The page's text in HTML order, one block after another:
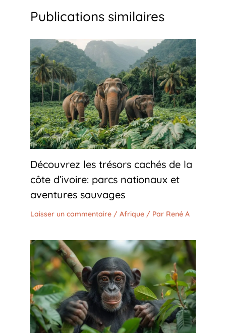
Publications similaires
Découvrez les trésors cachés de la
côte d’ivoire: parcs nationaux et
aventures sauvages
Laisser un commentaire / Afrique / Par René A